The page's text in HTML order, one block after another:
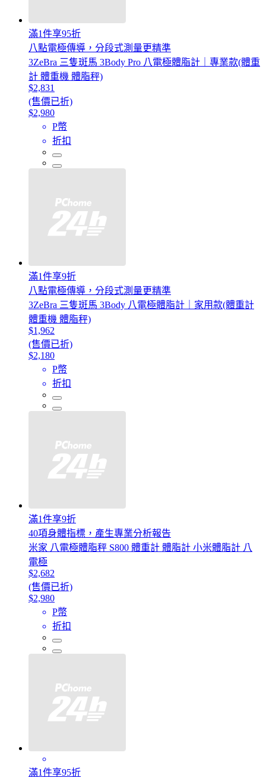
滿1件享95折
八點電極傳導，分段式測量更精準
3ZeBra 三隻斑馬 3Body Pro 八電極體脂計｜專業款(體重
計 體重機 體脂秤)
$2,831
(售價已折)
$2,980
P幣
折扣
滿1件享9折
八點電極傳導，分段式測量更精準
3ZeBra 三隻斑馬 3Body 八電極體脂計｜家用款(體重計
體重機 體脂秤)
$1,962
(售價已折)
$2,180
P幣
折扣
滿1件享9折
40項身體指標，產生專業分析報告
米家 八電極體脂秤 S800 體重計 體脂計 小米體脂計 八
電極
$2,682
(售價已折)
$2,980
P幣
折扣
滿1件享95折